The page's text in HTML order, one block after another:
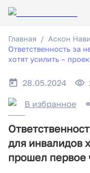
Главная Аскон
Ответственность за
хотят усилить –
28.05.2024
В избранное
для инвалидов
прошел первое